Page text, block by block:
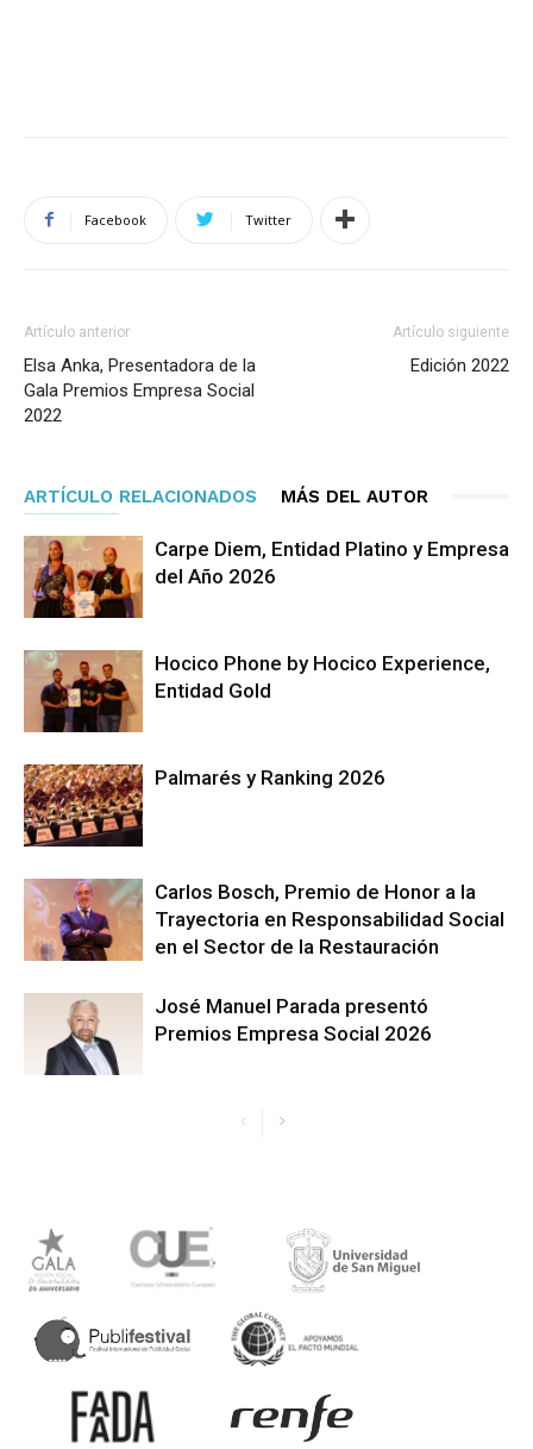
Facebook Twitter
Artículo anterior
Elsa Anka, Presentadora de la
Gala Premios Empresa Social
2022
Artículo siguiente
Edición 2022
ARTÍCULO RELACIONADOS MÁS DEL AUTOR
Carpe Diem, Entidad Platino y Empresa
del Año 2026
Hocico Phone by Hocico Experience,
Entidad Gold
Palmarés y Ranking 2026
Carlos Bosch, Premio de Honor a la
Trayectoria en Responsabilidad Social
en el Sector de la Restauración
José Manuel Parada presentó
Premios Empresa Social 2026